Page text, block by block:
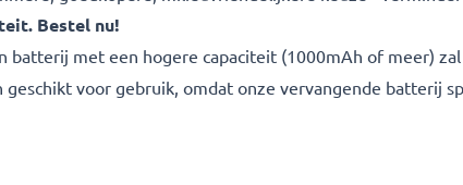
Bestel nu!
batterij met een hogere capaciteit (1000mAh of meer)
voor gebruik, omdat onze vervangende batterij